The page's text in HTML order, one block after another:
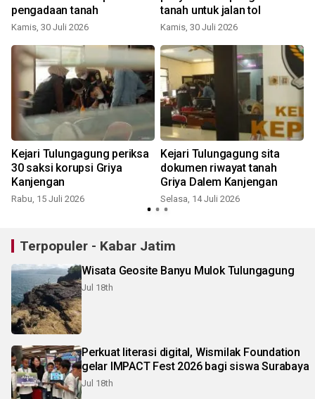
pengadaan tanah
Kamis, 30 Juli 2026
tanah untuk jalan tol
Kamis, 30 Juli 2026
Kejari Tulungagung periksa
30 saksi korupsi Griya
Kanjengan
Rabu, 15 Juli 2026
Kejari Tulungagung sita
dokumen riwayat tanah
Griya Dalem Kanjengan
Selasa, 14 Juli 2026
Terpopuler - Kabar Jatim
Wisata Geosite Banyu Mulok Tulungagung
Jul 18th
Perkuat literasi digital, Wismilak Foundation
gelar IMPACT Fest 2026 bagi siswa Surabaya
Jul 18th